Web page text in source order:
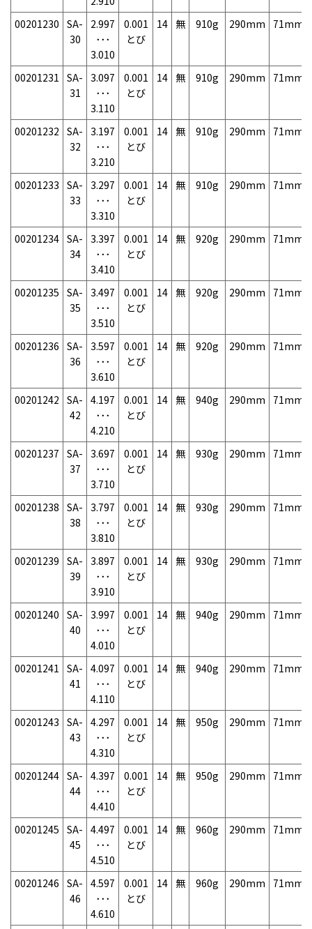
00201230 SA-
30
2.997
･･･
3.010
0.001
とび
14 無 910g 290mm 71mm
00201231 SA-
31
3.097
･･･
3.110
0.001
とび
14 無 910g 290mm 71mm
00201232 SA-
32
3.197
･･･
3.210
0.001
とび
14 無 910g 290mm 71mm
00201233 SA-
33
3.297
･･･
3.310
0.001
とび
14 無 910g 290mm 71mm
00201234 SA-
34
3.397
･･･
3.410
0.001
とび
14 無 920g 290mm 71mm
00201235 SA-
35
3.497
･･･
3.510
0.001
とび
14 無 920g 290mm 71mm
00201236 SA-
36
3.597
･･･
3.610
0.001
とび
14 無 920g 290mm 71mm
00201242 SA-
42
4.197
･･･
4.210
0.001
とび
14 無 940g 290mm 71mm
00201237 SA-
37
3.697
･･･
3.710
0.001
とび
14 無 930g 290mm 71mm
00201238 SA-
38
3.797
･･･
3.810
0.001
とび
14 無 930g 290mm 71mm
00201239 SA-
39
3.897
･･･
3.910
0.001
とび
14 無 930g 290mm 71mm
00201240 SA-
40
3.997
･･･
4.010
0.001
とび
14 無 940g 290mm 71mm
00201241 SA-
41
4.097
･･･
4.110
0.001
とび
14 無 940g 290mm 71mm
00201243 SA-
43
4.297
･･･
4.310
0.001
とび
14 無 950g 290mm 71mm
00201244 SA-
44
4.397
･･･
4.410
0.001
とび
14 無 950g 290mm 71mm
00201245 SA-
45
4.497
･･･
4.510
0.001
とび
14 無 960g 290mm 71mm
00201246 SA-
46
4.597
･･･
4.610
0.001
とび
14 無 960g 290mm 71mm